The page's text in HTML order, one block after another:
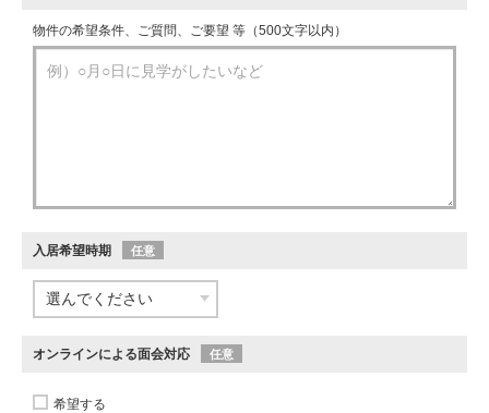
物件の希望条件、ご質問、ご要望 等（500文字以内）
入居希望時期 任意
オンラインによる面会対応 任意
希望する